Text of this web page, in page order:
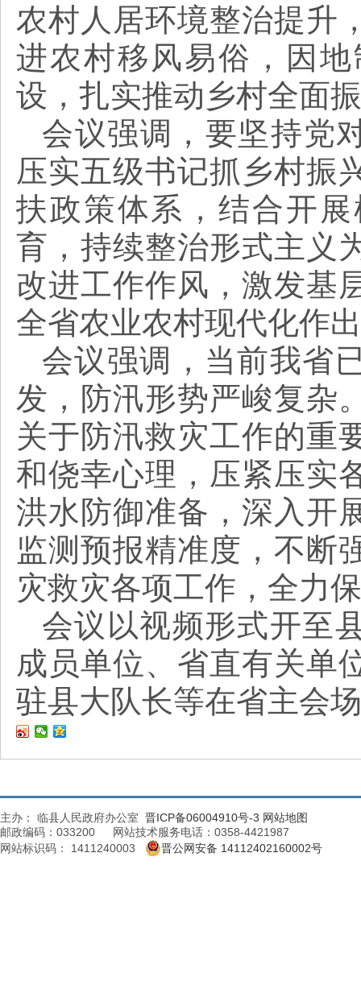
农村人居环境整治提升
进农村移风易俗，因
设，扎实推动乡村全面
会议强调，要坚持党
压实五级书记抓乡村振
扶政策体系，结合开
育，持续整治形式主义
改进工作作风，激发基
全省农业农村现代化作
会议强调，当前我省
发，防汛形势严峻复杂
关于防汛救灾工作的重
和侥幸心理，压紧压实
洪水防御准备，深入开
监测预报精准度，不断
灾救灾各项工作，全力
会议以视频形式开至
成员单位、省直有关单
驻县大队长等在省主会
主办： 临县人民政府办公室 晋ICP备06004910号-3 网站地图
邮政编码：033200 网站技术服务电话：0358-4421987
网站标识码： 1411240003
晋公网安备 14112402160002号